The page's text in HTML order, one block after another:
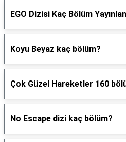
EGO Dizisi Kaç Bölüm
Koyu Beyaz kaç bölüm?
Çok Güzel Hareketler 160
No Escape dizi kaç bölüm?